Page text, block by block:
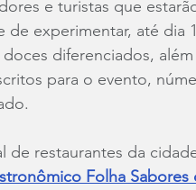
e turistas que
experimentar, até dia
diferenciados,
para o evento,
de restaurantes da
Folha